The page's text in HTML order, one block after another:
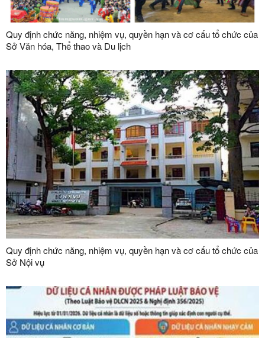
Quy định chức năng, nhiệm vụ, quyền hạn và cơ cấu tổ chức của
Sở Văn hóa, Thể thao và Du lịch
Quy định chức năng, nhiệm vụ, quyền hạn và cơ cấu tổ chức của
Sở Nội vụ